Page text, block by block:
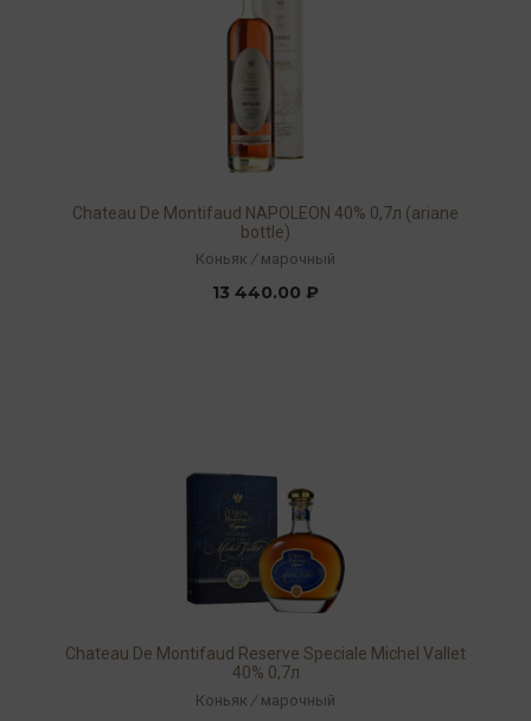
Chateau De Montifaud NAPOLEON 40% 0,7л (ariane
bottle)
Коньяк / марочный
13 440.00 ₽
Chateau De Montifaud Reserve Speciale Michel Vallet
40% 0,7л
Коньяк / марочный